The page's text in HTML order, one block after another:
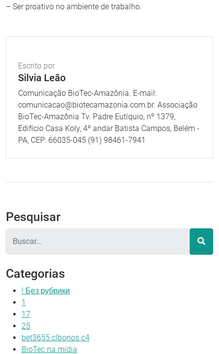
– Ser proativo no ambiente de trabalho.
Escrito por
Silvia Leão
Comunicação BioTec-Amazônia. E-mail:
comunicacao@biotecamazonia.com.br. Associação
BioTec-Amazônia Tv. Padre Eutíquio, nº 1379,
Edifício Casa Koly, 4º andar Batista Campos, Belém -
PA, CEP: 66035-045 (91) 98461-7941
Pesquisar
Categorias
! Без рубрики
1
17
25
bet3655.clbonos c4
BioTec na mídia